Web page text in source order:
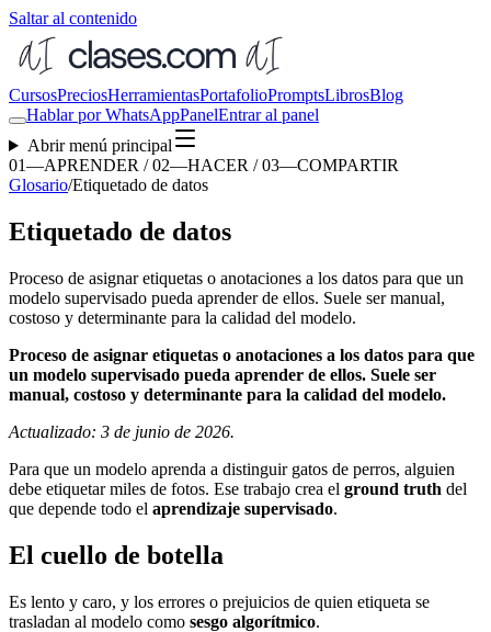
Saltar al contenido
CursosPreciosHerramientasPortafolioPromptsLibrosBlog
Hablar por WhatsAppPanelEntrar al panel
Abrir menú principal
01—APRENDER / 02—HACER / 03—COMPARTIR
Glosario/Etiquetado de datos
Etiquetado de datos
Proceso de asignar etiquetas o anotaciones a los datos para que un
modelo supervisado pueda aprender de ellos. Suele ser manual,
costoso y determinante para la calidad del modelo.
Proceso de asignar etiquetas o anotaciones a los datos para que
un modelo supervisado pueda aprender de ellos. Suele ser
manual, costoso y determinante para la calidad del modelo.
Actualizado: 3 de junio de 2026.
Para que un modelo aprenda a distinguir gatos de perros, alguien
debe etiquetar miles de fotos. Ese trabajo crea el ground truth del
que depende todo el aprendizaje supervisado.
El cuello de botella
Es lento y caro, y los errores o prejuicios de quien etiqueta se
trasladan al modelo como sesgo algorítmico.